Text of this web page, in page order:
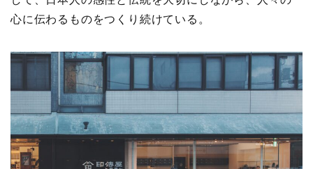
心に伝わるものをつくり続けている。